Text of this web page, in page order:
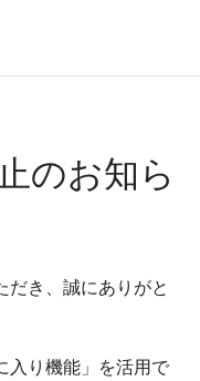
のお知ら
だき、誠にありがと
入り機能」を活用で